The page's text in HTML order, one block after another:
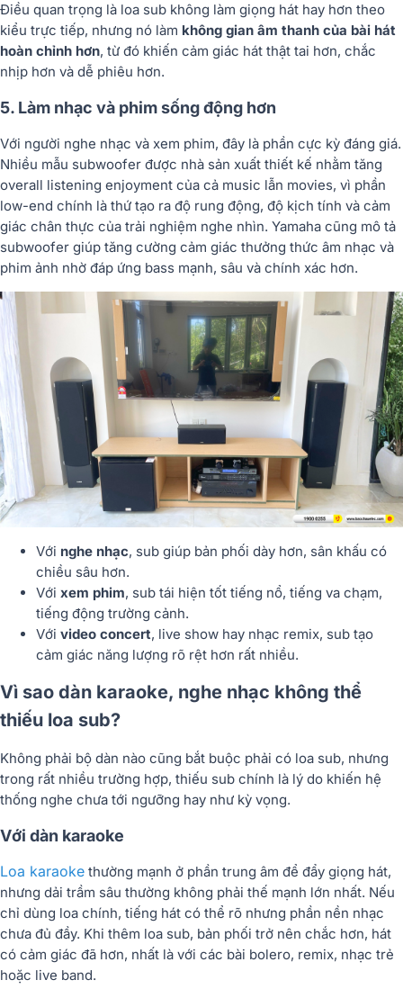
Điều quan trọng là loa sub không làm giọng hát hay hơn theo
kiểu trực tiếp, nhưng nó làm không gian âm thanh của bài hát
hoàn chỉnh hơn, từ đó khiến cảm giác hát thật tai hơn, chắc
nhịp hơn và dễ phiêu hơn.
5. Làm nhạc và phim sống động hơn
Với người nghe nhạc và xem phim, đây là phần cực kỳ đáng giá.
Nhiều mẫu subwoofer được nhà sản xuất thiết kế nhằm tăng
overall listening enjoyment của cả music lẫn movies, vì phần
low-end chính là thứ tạo ra độ rung động, độ kịch tính và cảm
giác chân thực của trải nghiệm nghe nhìn. Yamaha cũng mô tả
subwoofer giúp tăng cường cảm giác thưởng thức âm nhạc và
phim ảnh nhờ đáp ứng bass mạnh, sâu và chính xác hơn.
Với nghe nhạc, sub giúp bản phối dày hơn, sân khấu có
chiều sâu hơn.
Với xem phim, sub tái hiện tốt tiếng nổ, tiếng va chạm,
tiếng động trường cảnh.
Với video concert, live show hay nhạc remix, sub tạo
cảm giác năng lượng rõ rệt hơn rất nhiều.
Vì sao dàn karaoke, nghe nhạc không thể
thiếu loa sub?
Không phải bộ dàn nào cũng bắt buộc phải có loa sub, nhưng
trong rất nhiều trường hợp, thiếu sub chính là lý do khiến hệ
thống nghe chưa tới ngưỡng hay như kỳ vọng.
Với dàn karaoke
Loa karaoke thường mạnh ở phần trung âm để đẩy giọng hát,
nhưng dải trầm sâu thường không phải thế mạnh lớn nhất. Nếu
chỉ dùng loa chính, tiếng hát có thể rõ nhưng phần nền nhạc
chưa đủ đầy. Khi thêm loa sub, bản phối trở nên chắc hơn, hát
có cảm giác đã hơn, nhất là với các bài bolero, remix, nhạc trẻ
hoặc live band.